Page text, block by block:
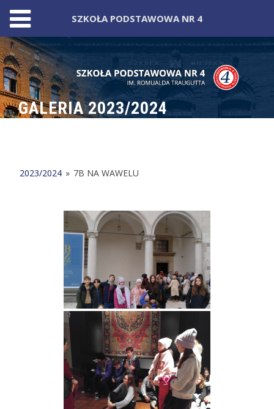
Skip
to
content
GALERIA 2023/2024
2023/2024 » 7B NA WAWELU
SZKOŁA PODSTAWOWA NR 4